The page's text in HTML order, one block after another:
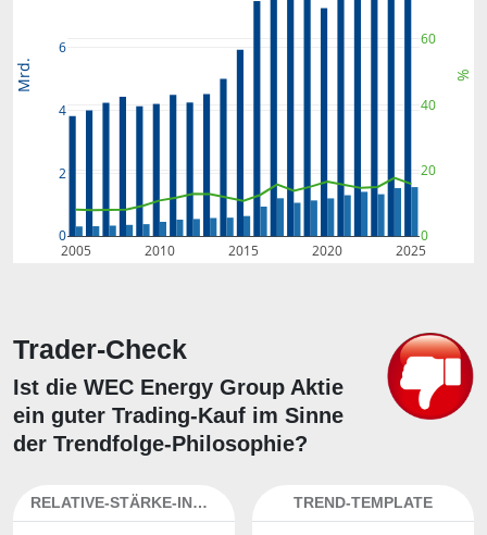
2005 2010 2015 2020 2025
0
2
4
6
0
20
40
60
Mrd. %
Trader-Check
Ist die WEC Energy Group Aktie
ein guter Trading-Kauf im Sinne
der Trendfolge-Philosophie?
RELATIVE-STÄRKE-INDEX TREND-TEMPLATE